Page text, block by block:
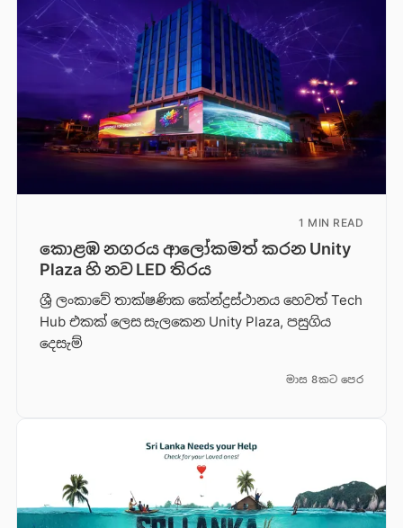
1 MIN READ
කොළඹ නගරය ආලෝකමත් කරන Unity
Plaza හි නව LED තිරය
ශ්‍රී ලංකාවේ තාක්ෂණික කේන්ද්‍රස්ථානය හෙවත් Tech
Hub එකක් ලෙස සැලකෙන Unity Plaza, පසුගිය
දෙසැම්
මාස 8කට පෙර